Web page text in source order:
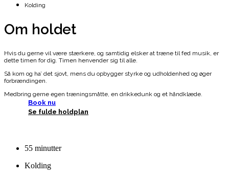
Kolding
Om holdet
Hvis du gerne vil være stærkere, og samtidig elsker at træne til fed musik, er
dette timen for dig. Timen henvender sig til alle.
Så kom og ha’ det sjovt, mens du opbygger styrke og udholdenhed og øger
forbrændingen.
Medbring gerne egen træningsmåtte, en drikkedunk og et håndklæde.
Book nu
Se fulde holdplan
55 minutter
Kolding